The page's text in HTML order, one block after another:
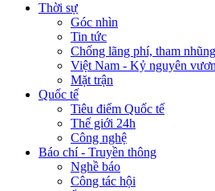
Thời sự
Góc nhìn
Tin tức
Chống lãng phí, tham
Việt Nam - Kỷ nguyên
Mặt trận
Quốc tế
Tiêu điểm Quốc tế
Thế giới 24h
Công nghệ
Báo chí - Truyền thông
Nghề báo
Công tác hội